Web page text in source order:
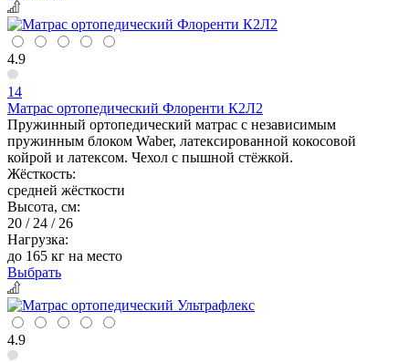
4.9
14
Матрас ортопедический Флоренти К2Л2
Пружинный ортопедический матрас с независимым
пружинным блоком Waber, латексированной кокосовой
койрой и латексом. Чехол с пышной стёжкой.
Жёсткость:
средней жёсткости
Высота, см:
20 / 24 / 26
Нагрузка:
до 165 кг на место
Выбрать
4.9